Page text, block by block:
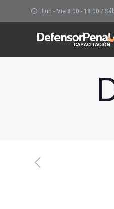
Lun - Vie 8:00 - 18:00 /